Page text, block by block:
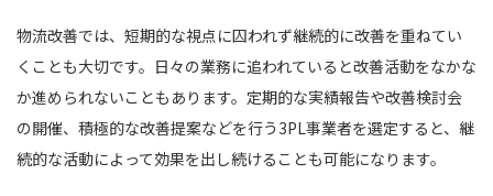
物流改善では、短期的な視点に囚われず継続的に改善を重ねてい
くことも大切です。日々の業務に追われていると改善活動をなかな
か進められないこともあります。定期的な実績報告や改善検討会
の開催、積極的な改善提案などを行う3PL事業者を選定すると、継
続的な活動によって効果を出し続けることも可能になります。